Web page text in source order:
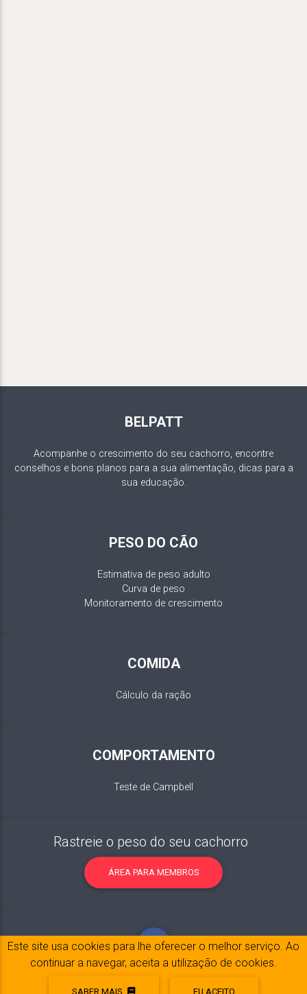
BELPATT
Acompanhe o crescimento do seu cachorro, encontre
conselhos e bons planos para a sua alimentação, dicas para a
sua educação.
PESO DO CÃO
Estimativa de peso adulto
Curva de peso
Monitoramento de crescimento
COMIDA
Cálculo da ração
COMPORTAMENTO
Teste de Campbell
Rastreie o peso do seu cachorro
ÁREA PARA MEMBROS
Este site usa cookies para lhe oferecer o melhor serviço. Ao
continuar a navegar, aceita a utilização de cookies.
SABER MAIS EU ACEITO